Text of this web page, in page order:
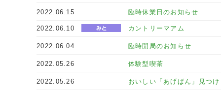
2022.06.15 臨時休業日のお知らせ
2022.06.10 カントリーマアム
2022.06.04 臨時開局のお知らせ
2022.05.26 体験型喫茶
2022.05.26 おいしい「あげぱん」見つ